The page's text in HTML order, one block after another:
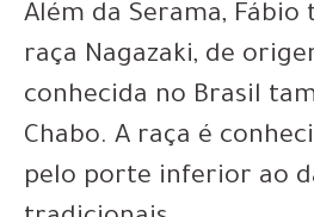
Além da Serama,
raça Nagazaki, de
conhecida no Brasil
Chabo. A raça é
pelo porte inferior ao